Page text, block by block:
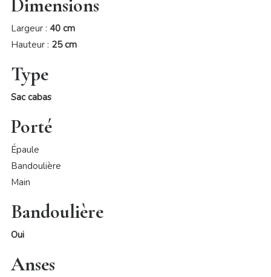
Dimensions
Largeur : 40 cm
Hauteur : 25 cm
Type
Sac cabas
Porté
Épaule
Bandoulière
Main
Bandoulière
Oui
Anses